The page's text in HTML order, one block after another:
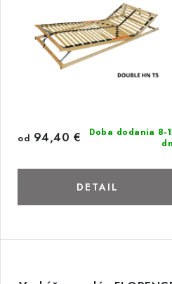
Doba dodania 8-
od 94,40 €
DETAIL